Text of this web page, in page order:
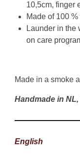
10,5cm, finger
Made of 100
Launder in the
on care
Made in a smoke
Handmade in
English